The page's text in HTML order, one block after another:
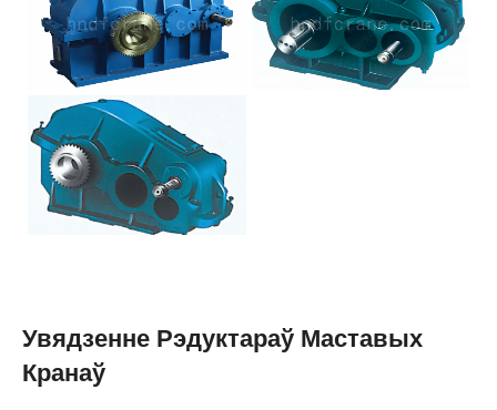
Увядзенне Рэдуктараў Маставых
Кранаў